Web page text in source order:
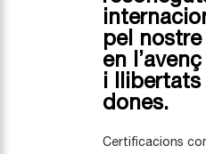
pel
en
i llibertats
dones.
Certificacions